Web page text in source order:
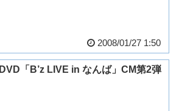
2008/01/27 1:50
DVD「B’z LIVE in なんば」CM第2弾